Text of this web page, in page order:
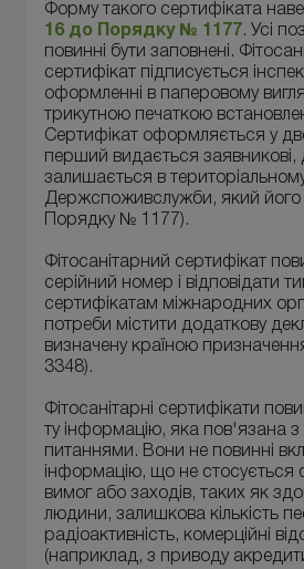
Форму такого сертифіката
16 до Порядку № 1177 . Усі
повинні бути заповнені.
сертифікат підписується
оформленні в паперовому
трикутною печаткою
Сертифікат оформляється у
перший видається заявникові,
залишається в територіальному
Держспоживслужби, який його
Порядку № 1177).
Фітосанітарний сертифікат
серійний номер і відповідати
сертифікатам міжнародних
потреби містити додаткову
визначену країною
3348).
Фітосанітарні сертифікати
ту інформацію, яка пов'язана з
питаннями. Вони не повинні
інформацію, що не стосується
вимог або заходів, таких як
людини, залишкова кількість
радіоактивність, комерційні
(наприклад, з приводу